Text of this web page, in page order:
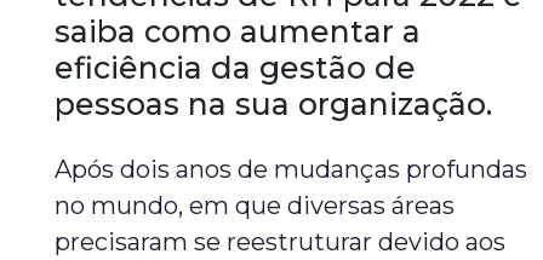
saiba como aumentar a
eficiência da gestão de
pessoas na sua organização.
Após dois anos de mudanças profundas
no mundo, em que diversas áreas
precisaram se reestruturar devido aos